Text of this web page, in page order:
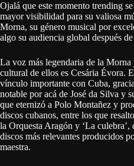
Ojalá que este momento trending
mayor visibilidad para su valiosa
Morna, su género musical por
algo su audiencia global después
La voz más legendaria de la
cultural de ellos es Cesária Évora.
vínculo importante con Cuba,
notable por acá de José da Silva y
que eternizó a Polo Montañez y
discos cubanos, entre los que
la Orquesta Aragón y ‘La
discos más relevantes producidos
maestra.